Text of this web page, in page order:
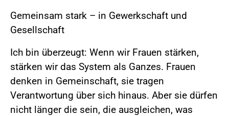
Gemeinsam stark – in Gewerkschaft und
Gesellschaft
Ich bin überzeugt: Wenn wir Frauen stärken,
stärken wir das System als Ganzes. Frauen
denken in Gemeinschaft, sie tragen
Verantwortung über sich hinaus. Aber sie dürfen
nicht länger die sein, die ausgleichen, was